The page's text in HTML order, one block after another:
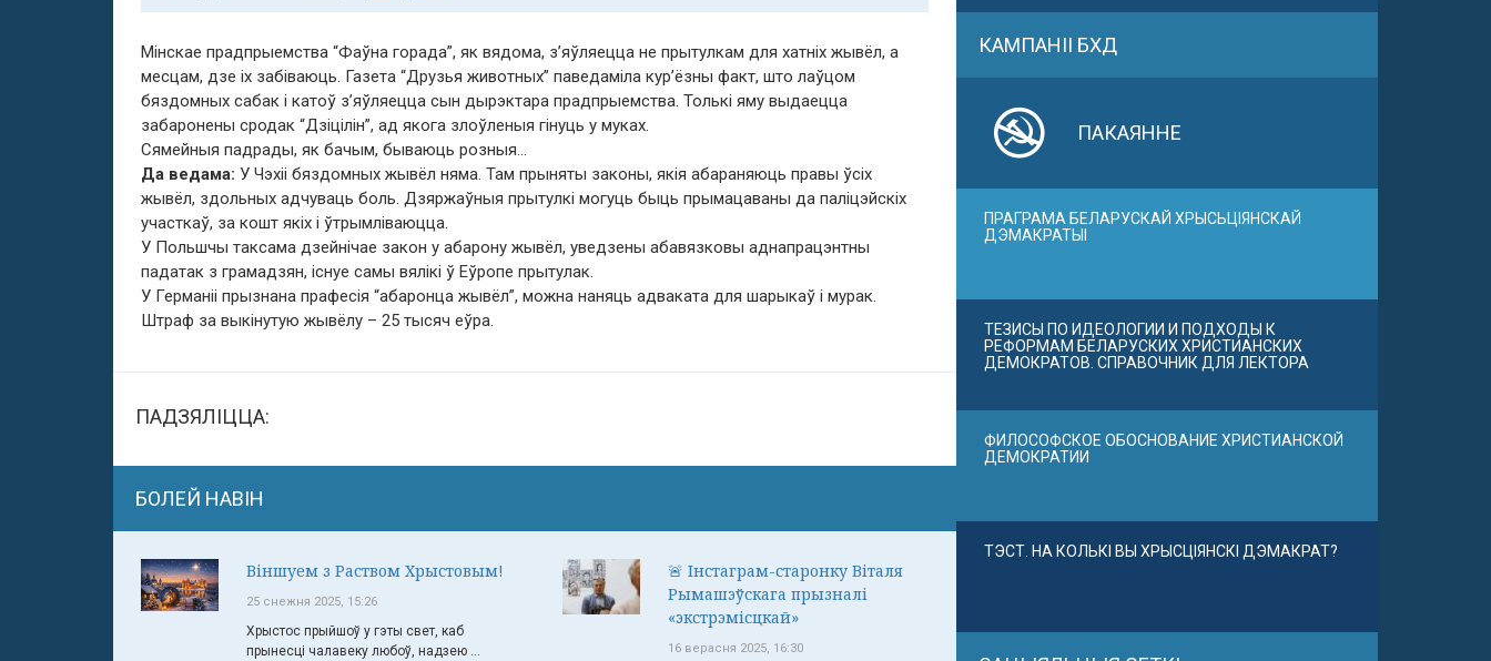
Мінскае прадпрыемства “Фаўна горада”, як вядома, з’яўляецца не прытулкам для хатніх жывёл, а
месцам, дзе іх забіваюць. Газета “Друзья животных” паведаміла кур’ёзны факт, што лаўцом
бяздомных сабак і катоў з’яўляецца сын дырэктара прадпрыемства. Толькі яму выдаецца
забаронены сродак “Дзіцілін”, ад якога злоўленыя гінуць у муках.
Сямейныя падрады, як бачым, бываюць розныя…
Да ведама: У Чэхіі бяздомных жывёл няма. Там прыняты законы, якія абараняюць правы ўсіх
жывёл, здольных адчуваць боль. Дзяржаўныя прытулкі могуць быць прымацаваны да паліцэйскіх
участкаў, за кошт якіх і ўтрымліваюцца.
У Польшчы таксама дзейнічае закон у абарону жывёл, уведзены абавязковы аднапрацэнтны
падатак з грамадзян, існуе самы вялікі ў Еўропе прытулак.
У Германіі прызнана прафесія “абаронца жывёл”, можна наняць адваката для шарыкаў і мурак.
Штраф за выкінутую жывёлу – 25 тысяч еўра.
ПАДЗЯЛІЦЦА:
БОЛЕЙ НАВІН
Віншуем з Раством Хрыстовым!
25 снежня 2025, 15:26
Хрыстос прыйшоў у гэты свет, каб
прынесці чалавеку любоў, надзею ...
🚨 Інстаграм-старонку Віталя
Рымашэўскага прызналі
«экстрэмісцкай»
16 верасня 2025, 16:30
КАМПАНІІ БХД
ПАКАЯННЕ
ПРАГРАМА БЕЛАРУСКАЙ ХРЫСЬЦІЯНСКАЙ
ДЭМАКРАТЫІ
ТЕЗИСЫ ПО ИДЕОЛОГИИ И ПОДХОДЫ К
РЕФОРМАМ БЕЛАРУСКИХ ХРИСТИАНСКИХ
ДЕМОКРАТОВ. СПРАВОЧНИК ДЛЯ ЛЕКТОРА
ФИЛОСОФСКОЕ ОБОСНОВАНИЕ ХРИСТИАНСКОЙ
ДЕМОКРАТИИ
ТЭСТ. НА КОЛЬКІ ВЫ ХРЫСЦІЯНСКІ ДЭМАКРАТ?